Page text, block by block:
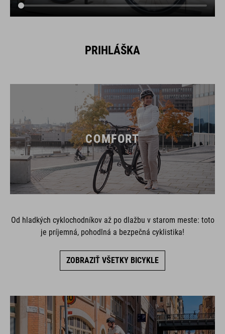
PRIHLÁŠKA
COMFORT
Od hladkých cyklochodníkov až po dlažbu v starom meste: toto
je príjemná, pohodlná a bezpečná cyklistika!
ZOBRAZIŤ VŠETKY BICYKLE